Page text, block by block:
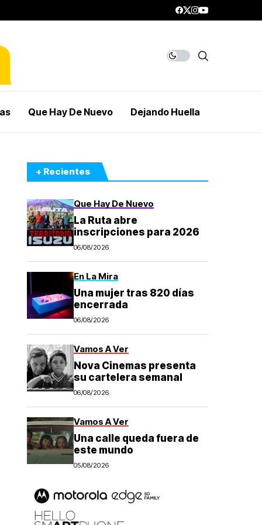
Que Hay De Nuevo Dejando Huella
+ Recientes
Que Hay De Nuevo
La Ruta abre
inscripciones para 2026
06/08/2026
En La Mira
Una mujer tras 820 días
encerrada
06/08/2026
Vamos A Ver
Nova Cinemas presenta
su cartelera semanal
06/08/2026
Vamos A Ver
Una calle queda fuera de
este mundo
05/08/2026